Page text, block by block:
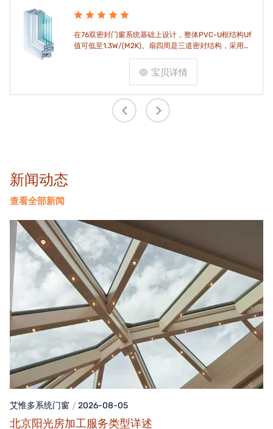
在76双密封门窗系统基础上设计，整体PVC-U框结构Uf
值可低至1.3W/(M2K)。扇四周是三道密封结构，采用高
品质EPDM胶条，实现气密水密性能。
宝贝详情
新闻动态
查看全部新闻
艾惟多系统门窗 2026-08-05
北京阳光房加工服务类型详述